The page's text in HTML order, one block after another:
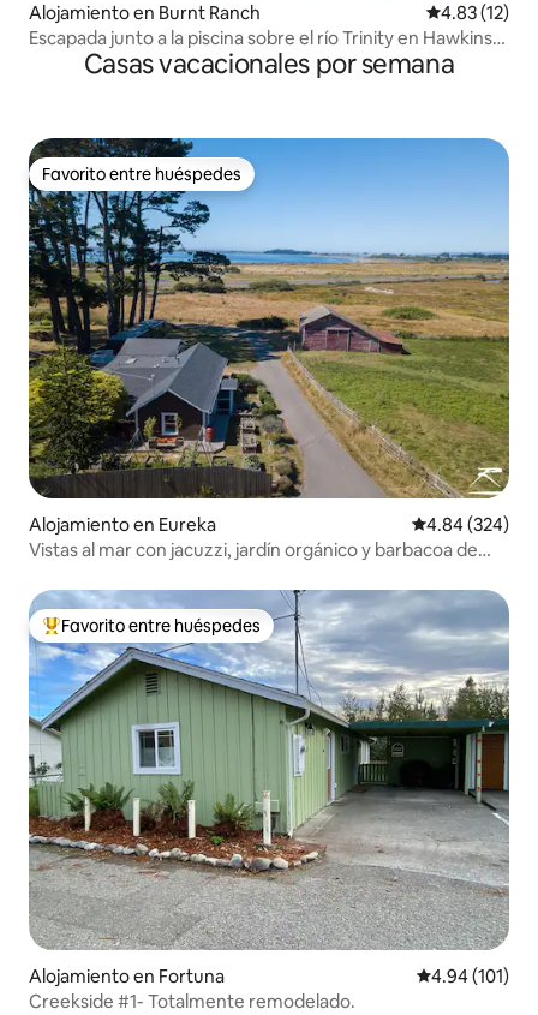
Alojamiento en Burnt Ranch Calificación
4.83 (12)
Escapada junto a la piscina sobre el río Trinity en Hawkins
Casas vacacionales por semana
Favorito entre huéspedes
Favorito entre huéspedes
Alojamiento en Eureka Calificación
4.84 (324)
Vistas al mar con jacuzzi, jardín orgánico y barbacoa de
Favorito entre huéspedes preferido
Favorito entre huéspedes
Alojamiento en Fortuna Calificación
4.94 (101)
Creekside #1- Totalmente remodelado.